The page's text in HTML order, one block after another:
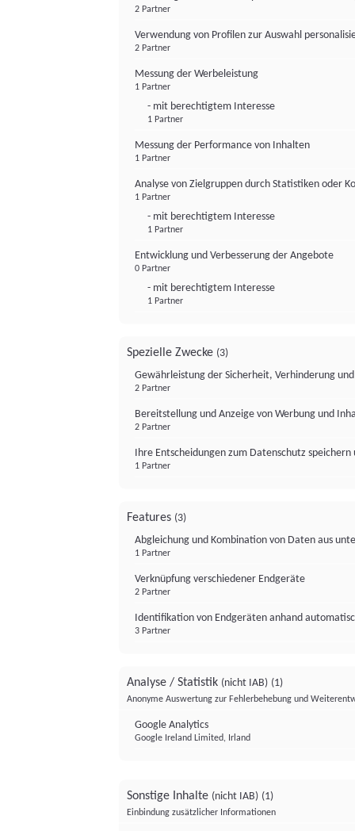
2 Partner
Verwendung von Profilen zur Auswahl
2 Partner
Messung der Werbeleistung
1 Partner
- mit berechtigtem Interesse
1 Partner
Messung der Performance von Inhalten
1 Partner
Analyse von Zielgruppen durch Statistiken oder
1 Partner
- mit berechtigtem Interesse
1 Partner
Entwicklung und Verbesserung der Angebote
0 Partner
- mit berechtigtem Interesse
1 Partner
Spezielle Zwecke (3)
Gewährleistung der Sicherheit, Verhinderung
2 Partner
Bereitstellung und Anzeige von Werbung und
2 Partner
Ihre Entscheidungen zum Datenschutz
1 Partner
Features (3)
Abgleichung und Kombination von Daten aus
1 Partner
Verknüpfung verschiedener Endgeräte
2 Partner
Identifikation von Endgeräten anhand
3 Partner
Analyse / Statistik (nicht IAB) (1)
Anonyme Auswertung zur Fehlerbehebung und
Google Analytics
Google Ireland Limited, Irland
Sonstige Inhalte (nicht IAB) (1)
Einbindung zusätzlicher Informationen